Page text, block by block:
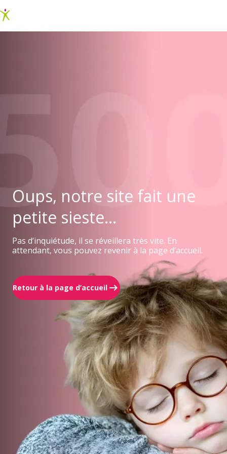
Oups, notre site fait une
petite sieste...
Pas d’inquiétude, il se réveillera très vite. En
attendant, vous pouvez revenir à la page d’accueil.
Retour à la page d’accueil